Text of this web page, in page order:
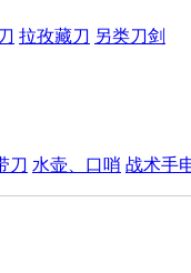
拉孜藏刀 另类刀剑
刀 水壶、口哨 战术手